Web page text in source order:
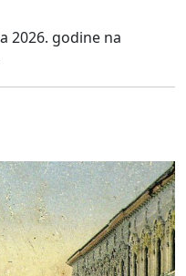
2026. godine na